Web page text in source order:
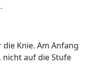
Knie. Am Anfang
nicht auf die Stufe